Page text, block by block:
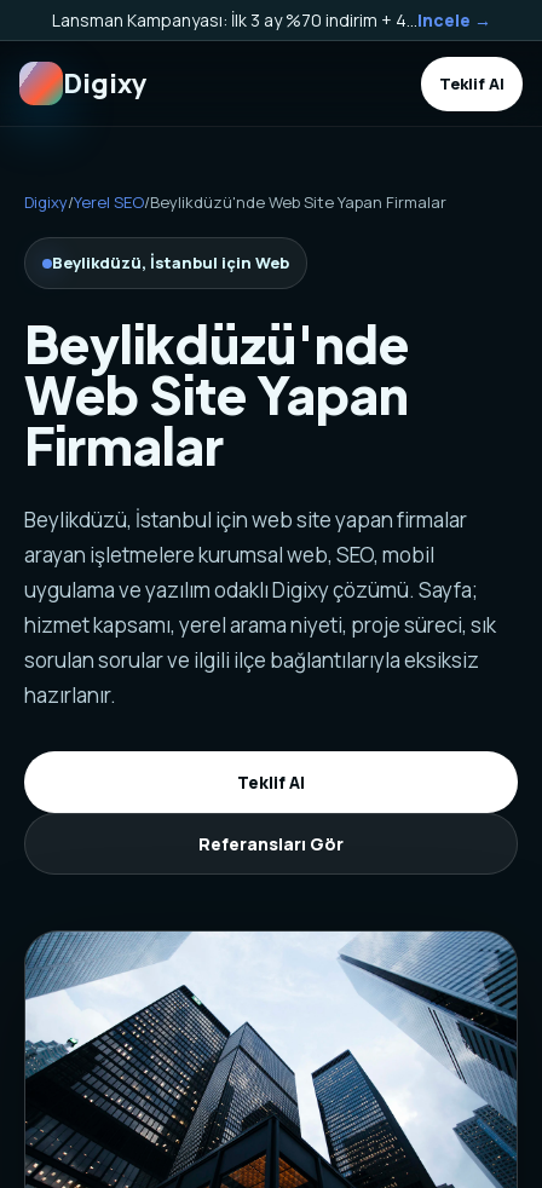
Incele →
Digixy Teklif Al
Digixy/Yerel SEO/Beylikdüzü'nde Web Site Yapan Firmalar
Beylikdüzü, İstanbul için Web
Beylikdüzü'nde
Web Site Yapan
Firmalar
Beylikdüzü, İstanbul için web site yapan firmalar
arayan işletmelere kurumsal web, SEO, mobil
uygulama ve yazılım odaklı Digixy çözümü. Sayfa;
hizmet kapsamı, yerel arama niyeti, proje süreci, sık
sorulan sorular ve ilgili ilçe bağlantılarıyla eksiksiz
hazırlanır.
Teklif Al
Referansları Gör